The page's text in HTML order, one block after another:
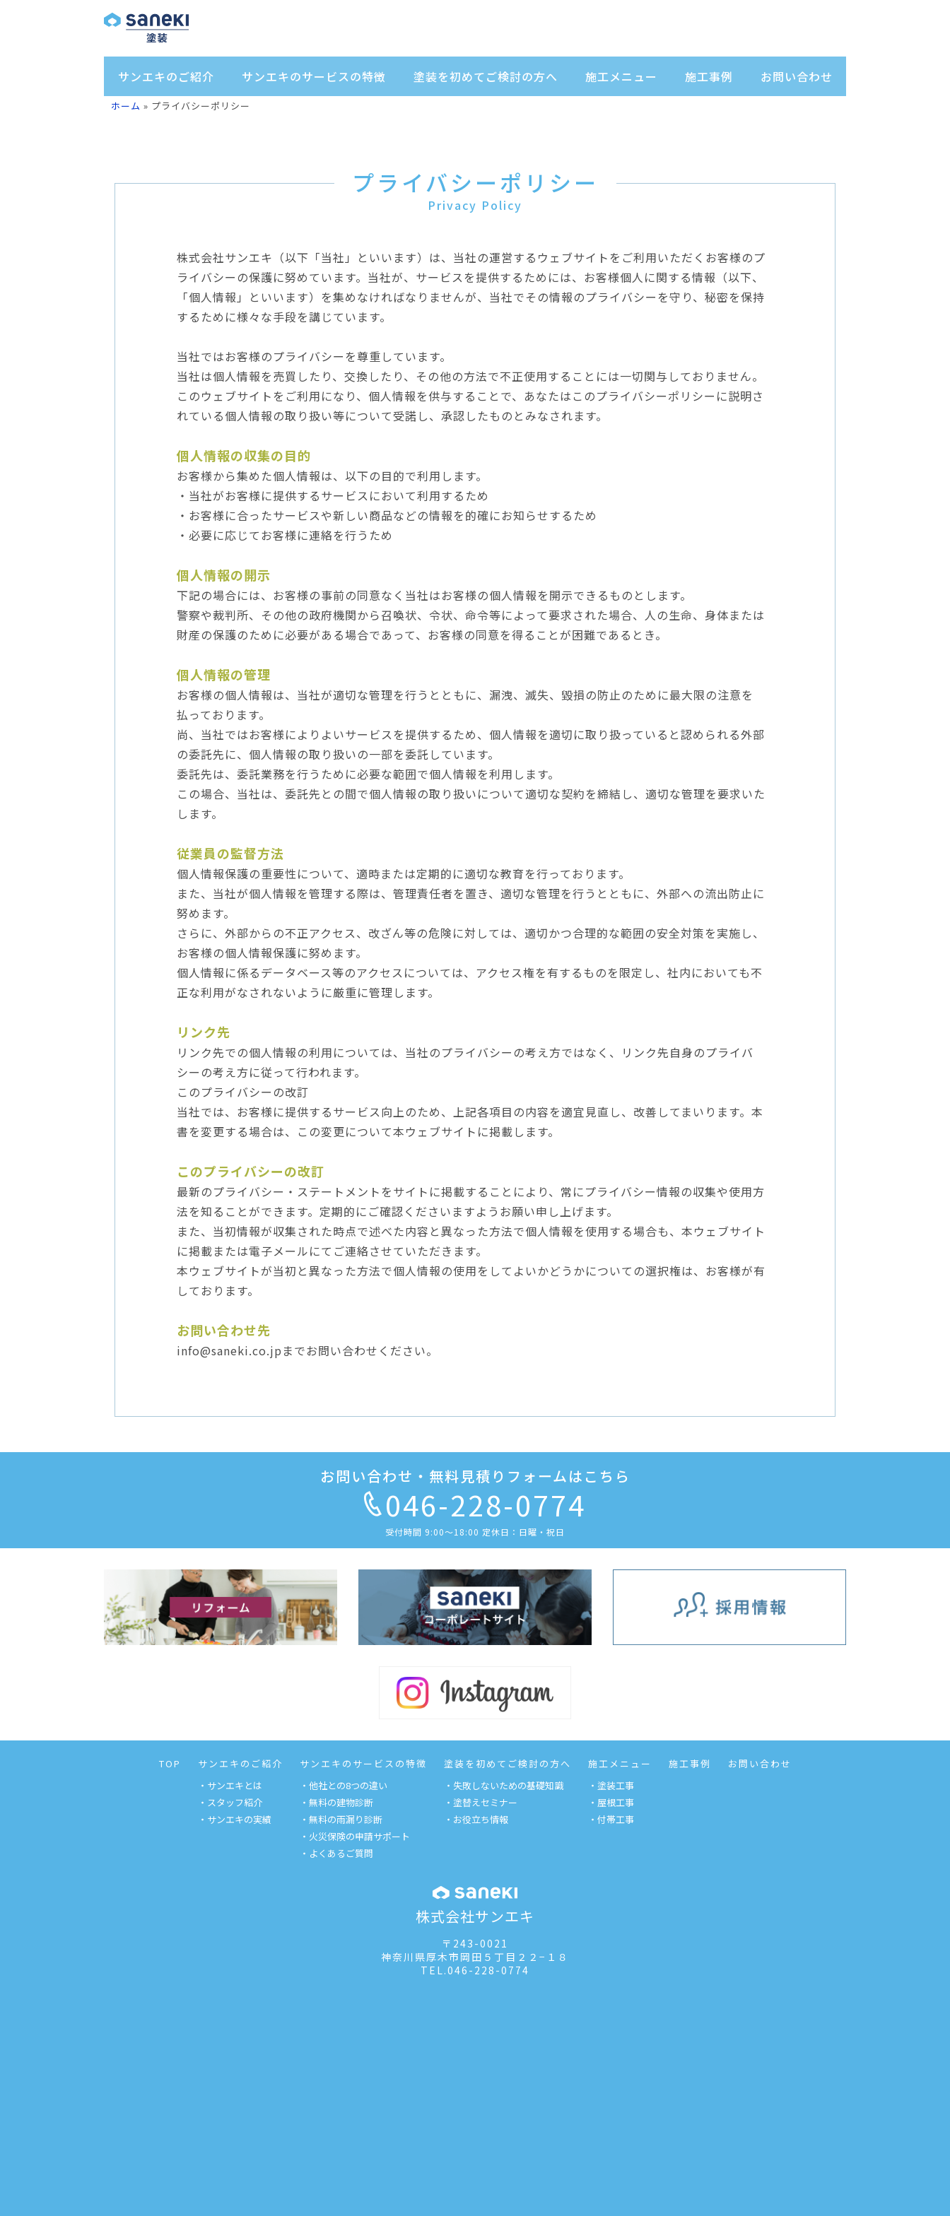
サンエキのご紹介 サンエキのサービスの特徴 塗装を初めてご検討の方へ 施工メニュー 施工事例 お問い合わせ
ホーム » プライバシーポリシー
プライバシーポリシー
Privacy Policy
株式会社サンエキ（以下「当社」といいます）は、当社の運営するウェブサイトをご利用いただくお客様のプ
ライバシーの保護に努めています。当社が、サービスを提供するためには、お客様個人に関する情報（以下、
「個人情報」といいます）を集めなければなりませんが、当社でその情報のプライバシーを守り、秘密を保持
するために様々な手段を講じています。
当社ではお客様のプライバシーを尊重しています。
当社は個人情報を売買したり、交換したり、その他の方法で不正使用することには一切関与しておりません。
このウェブサイトをご利用になり、個人情報を供与することで、あなたはこのプライバシーポリシーに説明さ
れている個人情報の取り扱い等について受諾し、承認したものとみなされます。
個人情報の収集の目的
お客様から集めた個人情報は、以下の目的で利用します。
・当社がお客様に提供するサービスにおいて利用するため
・お客様に合ったサービスや新しい商品などの情報を的確にお知らせするため
・必要に応じてお客様に連絡を行うため
個人情報の開示
下記の場合には、お客様の事前の同意なく当社はお客様の個人情報を開示できるものとします。
警察や裁判所、その他の政府機関から召喚状、令状、命令等によって要求された場合、人の生命、身体または
財産の保護のために必要がある場合であって、お客様の同意を得ることが困難であるとき。
個人情報の管理
お客様の個人情報は、当社が適切な管理を行うとともに、漏洩、滅失、毀損の防止のために最大限の注意を
払っております。
尚、当社ではお客様によりよいサービスを提供するため、個人情報を適切に取り扱っていると認められる外部
の委託先に、個人情報の取り扱いの一部を委託しています。
委託先は、委託業務を行うために必要な範囲で個人情報を利用します。
この場合、当社は、委託先との間で個人情報の取り扱いについて適切な契約を締結し、適切な管理を要求いた
します。
従業員の監督方法
個人情報保護の重要性について、適時または定期的に適切な教育を行っております。
また、当社が個人情報を管理する際は、管理責任者を置き、適切な管理を行うとともに、外部への流出防止に
努めます。
さらに、外部からの不正アクセス、改ざん等の危険に対しては、適切かつ合理的な範囲の安全対策を実施し、
お客様の個人情報保護に努めます。
個人情報に係るデータベース等のアクセスについては、アクセス権を有するものを限定し、社内においても不
正な利用がなされないように厳重に管理します。
リンク先
リンク先での個人情報の利用については、当社のプライバシーの考え方ではなく、リンク先自身のプライバ
シーの考え方に従って行われます。
このプライバシーの改訂
当社では、お客様に提供するサービス向上のため、上記各項目の内容を適宜見直し、改善してまいります。本
書を変更する場合は、この変更について本ウェブサイトに掲載します。
このプライバシーの改訂
最新のプライバシー・ステートメントをサイトに掲載することにより、常にプライバシー情報の収集や使用方
法を知ることができます。定期的にご確認くださいますようお願い申し上げます。
また、当初情報が収集された時点で述べた内容と異なった方法で個人情報を使用する場合も、本ウェブサイト
に掲載または電子メールにてご連絡させていただきます。
本ウェブサイトが当初と異なった方法で個人情報の使用をしてよいかどうかについての選択権は、お客様が有
しております。
お問い合わせ先
info@saneki.co.jpまでお問い合わせください。
お問い合わせ・無料見積りフォームはこちら
046-228-0774
受付時間 9:00〜18:00 定休日：日曜・祝日
TOP
サンエキのご紹介
・サンエキとは
・スタッフ紹介
・サンエキの実績
サンエキのサービスの特徴
・他社との8つの違い
・無料の建物診断
・無料の雨漏り診断
・火災保険の申請サポート
・よくあるご質問
塗装を初めてご検討の方へ
・失敗しないための基礎知識
・塗替えセミナー
・お役立ち情報
施工メニュー
・塗装工事
・屋根工事
・付帯工事
施工事例 お問い合わせ
株式会社サンエキ
〒243-0021
神奈川県厚木市岡田５丁目２２−１８
TEL.046-228-0774